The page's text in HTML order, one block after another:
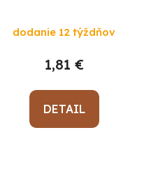
dodanie 12 týždňov
1,81 €
DETAIL